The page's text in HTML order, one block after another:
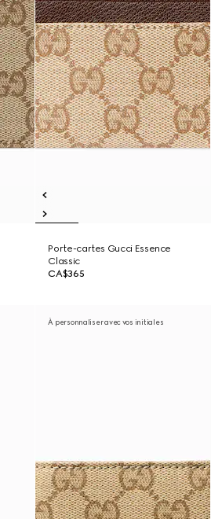
Porte-cartes Gucci Essence
Classic
CA$365
À personnaliser avec vos initiales